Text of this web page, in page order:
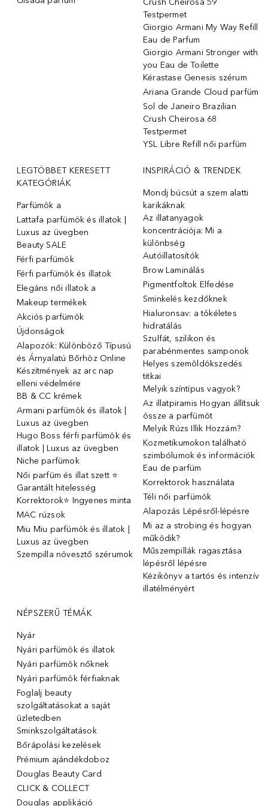
Crush Cheirosa 59
Testpermet
Giorgio Armani My Way Refill
Eau de Parfum
Giorgio Armani Stronger with
you Eau de Toilette
Kérastase Genesis szérum
Ariana Grande Cloud parfüm
Sol de Janeiro Brazilian
Crush Cheirosa 68
Testpermet
YSL Libre Refill női parfüm
LEGTÖBBET KERESETT
KATEGÓRIÁK
Parfümök ️a
Lattafa parfümök és illatok |
Luxus az üvegben
Beauty SALE
Férfi parfümök
Férfi parfümök és illatok
Elegáns női illatok ️a
Makeup termékek
Akciós parfümök
Újdonságok
Alapozók: Különböző Típusú
és Árnyalatú Bőrhöz Online
Készítmények az arc nap
elleni védelmére
BB & CC krémek
Armani parfümök és illatok |
Luxus az üvegben
Hugo Boss férfi parfümök és
illatok | Luxus az üvegben
Niche parfümok
Női parfüm és illat szett ⭐
Garantált hitelesség
Korrektorok⭐ Ingyenes minta
MAC rúzsok
Miu Miu parfümök és illatok |
Luxus az üvegben
Szempilla növesztő szérumok
INSPIRÁCIÓ & TRENDEK
Mondj búcsút a szem alatti
karikáknak
Az illatanyagok
koncentrációja: Mi a
különbség
Autóillatosítók
Brow Laminálás
Pigmentfoltok Elfedése
Sminkelés kezdőknek
Hialuronsav: a tökéletes
hidratálás
Szulfát, szilikon és
parabénmentes samponok
Helyes szemöldökszedés
titkai
Melyik színtípus vagyok?
Az illatpiramis Hogyan állítsuk
össze a parfümöt
Melyik Rúzs Illik Hozzám?
Kozmetikumokon található
szimbólumok és információk
Eau de parfüm
Korrektorok használata
Téli női parfümök
Alapozás Lépésről-lépésre
Mi az a strobing és hogyan
működik?
Műszempillák ragasztása
lépésről lépésre
Kézikönyv a tartós és intenzív
illatélményért
NÉPSZERŰ TÉMÁK
Nyár
Nyári parfümök és illatok
Nyári parfümök nőknek
Nyári parfümök férfiaknak
Foglalj beauty
szolgáltatásokat a saját
üzletedben
Sminkszolgáltatások
Bőrápolási kezelések
Prémium ajándékdoboz
Douglas Beauty Card
CLICK & COLLECT
Douglas applikáció